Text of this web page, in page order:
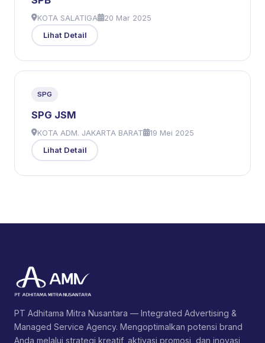
KOTA SALATIGA 20 Mar 2025
Lihat Detail
SPG
SPG JSM
KOTA ADM. JAKARTA BARAT 19 Mei 2025
Lihat Detail
PT Adhitama Mitra Nusantara — Integrated Advertising &
Managed Service Agency. Mengoptimalkan potensi brand
Anda melalui strategi kreatif, aktivasi promosi, dan inovasi